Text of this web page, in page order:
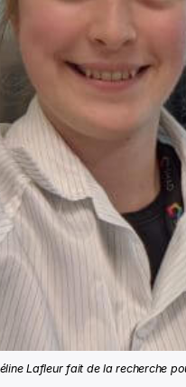
Lafleur fait de la recherche